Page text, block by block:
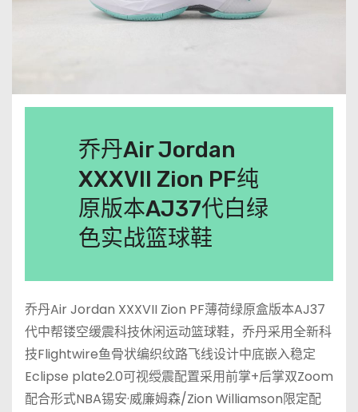
乔丹Air Jordan
XXXVII Zion PF纯
原版本AJ37代白绿
色实战篮球鞋
乔丹Air Jordan XXXVII Zion PF薄荷绿原盒版本AJ37
代中帮镂空缓震科技休闲运动篮球鞋，乔丹采用全新科
技Flightwire鱼骨状编织纹路飞线设计中底嵌入稳定
Eclipse plate2.0可视绶震配置采用前掌+后掌双Zoom
配合形式NBA锡安·威廉姆森/Zion Williamson限定配